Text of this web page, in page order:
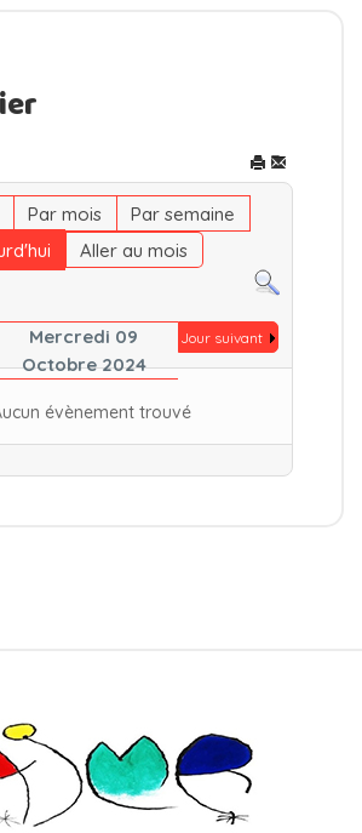
Par mois
Par semaine
Aller au mois
Mercredi 09
Octobre 2024
Jour suivant
évènement trouvé